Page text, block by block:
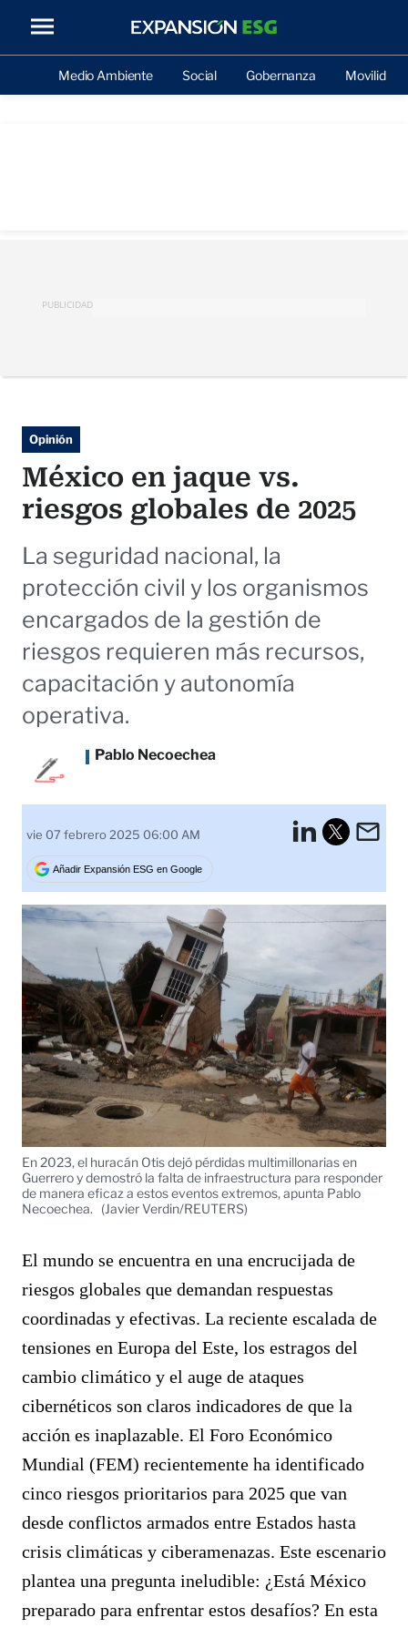
Medio Ambiente Social Gobernanza Movilidad
PUBLICIDAD
Opinión
México en jaque vs.
riesgos globales de 2025
La seguridad nacional, la
protección civil y los organismos
encargados de la gestión de
riesgos requieren más recursos,
capacitación y autonomía
operativa.
Pablo Necoechea
vie 07 febrero 2025 06:00 AM
Añadir Expansión ESG en Google
En 2023, el huracán Otis dejó pérdidas multimillonarias en
Guerrero y demostró la falta de infraestructura para responder
de manera eficaz a estos eventos extremos, apunta Pablo
Necoechea.
(Javier Verdin/REUTERS)
El mundo se encuentra en una encrucijada de
riesgos globales que demandan respuestas
coordinadas y efectivas. La reciente escalada de
tensiones en Europa del Este, los estragos del
cambio climático y el auge de ataques
cibernéticos son claros indicadores de que la
acción es inaplazable. El Foro Económico
Mundial (FEM) recientemente ha identificado
cinco riesgos prioritarios para 2025 que van
desde conflictos armados entre Estados hasta
crisis climáticas y ciberamenazas. Este escenario
plantea una pregunta ineludible: ¿Está México
preparado para enfrentar estos desafíos? En esta